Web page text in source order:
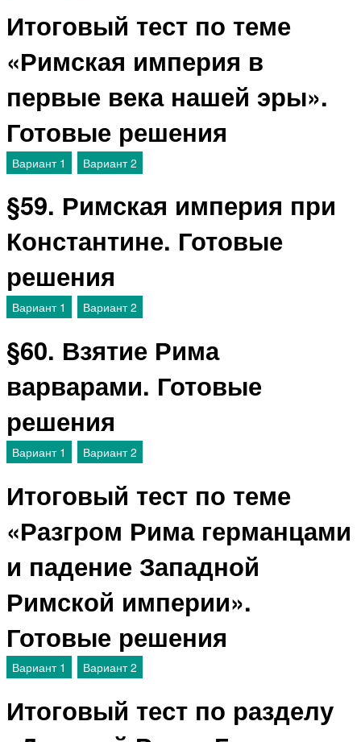
Итоговый тест по теме
«Римская империя в
первые века нашей эры».
Готовые решения
Вариант 1 Вариант 2
§59. Римская империя при
Константине. Готовые
решения
Вариант 1 Вариант 2
§60. Взятие Рима
варварами. Готовые
решения
Вариант 1 Вариант 2
Итоговый тест по теме
«Разгром Рима германцами
и падение Западной
Римской империи».
Готовые решения
Вариант 1 Вариант 2
Итоговый тест по разделу